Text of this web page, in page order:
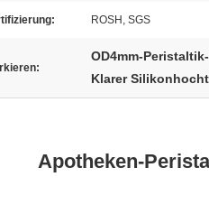
ROSH, SGS
OD4mm-
Klarer
Apotheken-